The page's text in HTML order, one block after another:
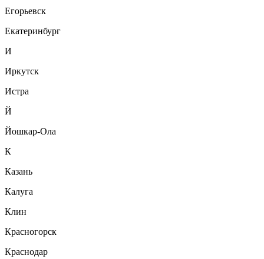
Егорьевск
Екатеринбург
И
Иркутск
Истра
Й
Йошкар-Ола
К
Казань
Калуга
Клин
Красногорск
Краснодар